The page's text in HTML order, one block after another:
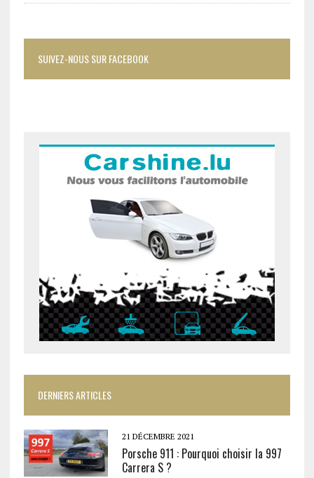
SUIVEZ-NOUS SUR FACEBOOK
DERNIERS ARTICLES
21 DÉCEMBRE 2021
Porsche 911 : Pourquoi choisir la 997
Carrera S ?